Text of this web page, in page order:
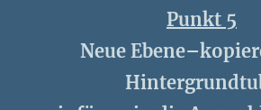
Punkt 5
Neue